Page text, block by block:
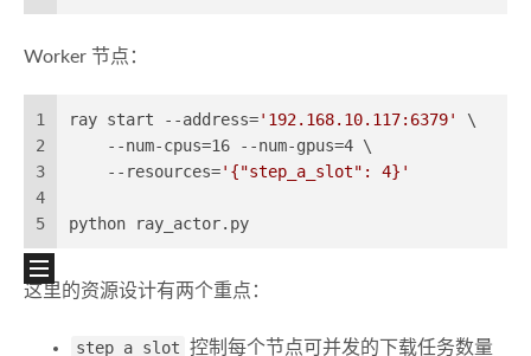
Worker 节点：
1
2
3
4
5
ray start --address='192.168.10.117:6379'
\
    --num-cpus=16 --num-gpus=4 \
    --resources=
'{"step_a_slot": 4}'
python ray_actor.py
这里的资源设计有两个重点：
step_a_slot 控制每个节点可并发的下载任务数量